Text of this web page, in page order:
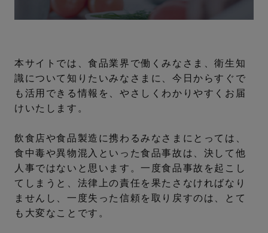
本サイトでは、食品業界で働くみなさま、衛生知
識について知りたいみなさまに、今日からすぐで
も活用できる情報を、やさしくわかりやすくお届
けいたします。
飲食店や食品製造に携わるみなさまにとっては、
食中毒や異物混入といった食品事故は、決して他
人事ではないと思います。一度食品事故を起こし
てしまうと、法律上の責任を果たさなければなり
ませんし、一度失った信頼を取り戻すのは、とて
も大変なことです。